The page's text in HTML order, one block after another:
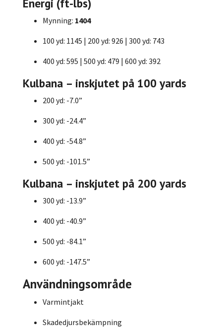
Energi (ft-lbs)
Mynning: 1404
100 yd: 1145 | 200 yd: 926 | 300 yd: 743
400 yd: 595 | 500 yd: 479 | 600 yd: 392
Kulbana – inskjutet på 100 yards
200 yd: -7.0”
300 yd: -24.4”
400 yd: -54.8”
500 yd: -101.5”
Kulbana – inskjutet på 200 yards
300 yd: -13.9”
400 yd: -40.9”
500 yd: -84.1”
600 yd: -147.5”
Användningsområde
Varmintjakt
Skadedjursbekämpning